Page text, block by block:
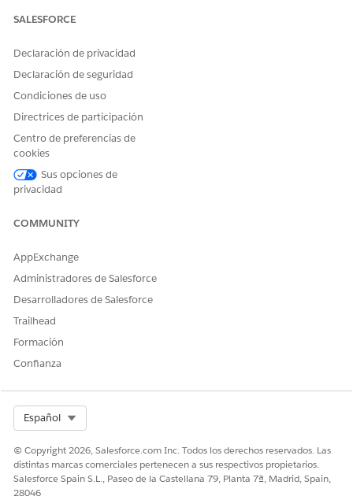
a potentes funciones de IA generativa
Cree un agenteutilizando la plantilla Gestión de finanzas
de activos y configure los parámetros según sus
necesidades.
NOTALa plantilla de agente de Gestión de finanzas de
activos y los subagentes solo están disponibles en Legacy
¿RESOLVIÓ ESTE ARTÍCULO SU PROBLEMA?
SALESFORCE
Declaración de privacidad
Declaración de seguridad
Condiciones de uso
Directrices de participación
Centro de preferencias de
cookies
Sus opciones de
privacidad
COMMUNITY
AppExchange
Administradores de Salesforce
Desarrolladores de Salesforce
Trailhead
Formación
Confianza
Español
© Copyright 2026, Salesforce.com Inc. Todos los derechos reservados. Las
distintas marcas comerciales pertenecen a sus respectivos propietarios.
Salesforce Spain S.L., Paseo de la Castellana 79, Planta 7ª, Madrid, Spain,
28046